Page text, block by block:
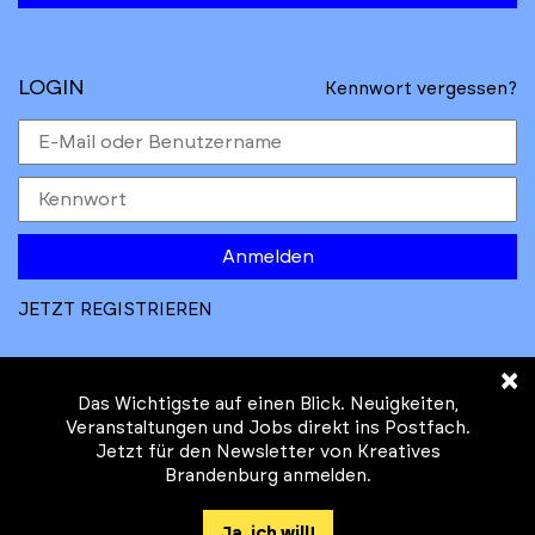
LOGIN Kennwort vergessen?
Anmelden
JETZT REGISTRIEREN
© Kreatives Brandenburg im Auftrag des
Ministeriums für
×
Das Wichtigste auf einen Blick. Neuigkeiten,
Veranstaltungen und Jobs direkt ins Postfach.
Jetzt für den Newsletter von Kreatives
Brandenburg anmelden.